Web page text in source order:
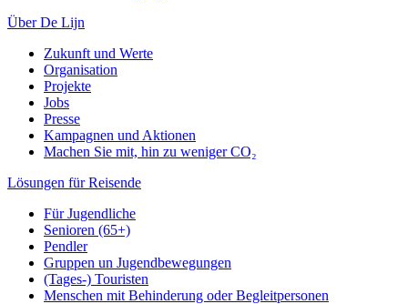
Über De Lijn
Zukunft und Werte
Organisation
Projekte
Jobs
Presse
Kampagnen und Aktionen
Machen Sie mit, hin zu weniger CO₂
Lösungen für Reisende
Für Jugendliche
Senioren (65+)
Pendler
Gruppen un Jugendbewegungen
(Tages-) Touristen
Menschen mit Behinderung oder Begleitpersonen